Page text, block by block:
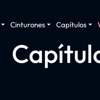
Cinturones Capítulos